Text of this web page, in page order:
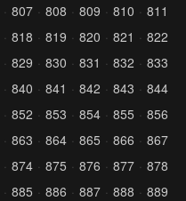
807 808 809 810
811
818 819 820 821
822
829 830 831 832
833
840 841 842 843
844
852 853 854 855
856
863 864 865 866
867
874 875 876 877
878
885 886 887 888
889